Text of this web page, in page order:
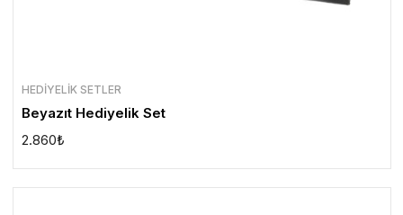
HEDIYELIK SETLER
Beyazıt Hediyelik Set
2.860₺